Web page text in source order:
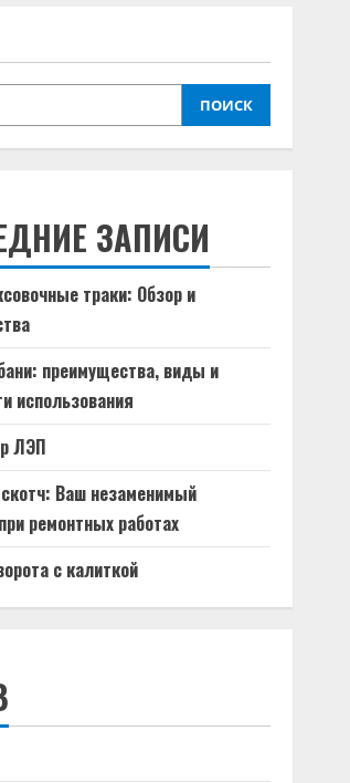
ПОИСК
ЗАПИСИ
траки: Обзор и
преимущества, виды и
использования
ЛЭП
Ваш незаменимый
ремонтных работах
с калиткой